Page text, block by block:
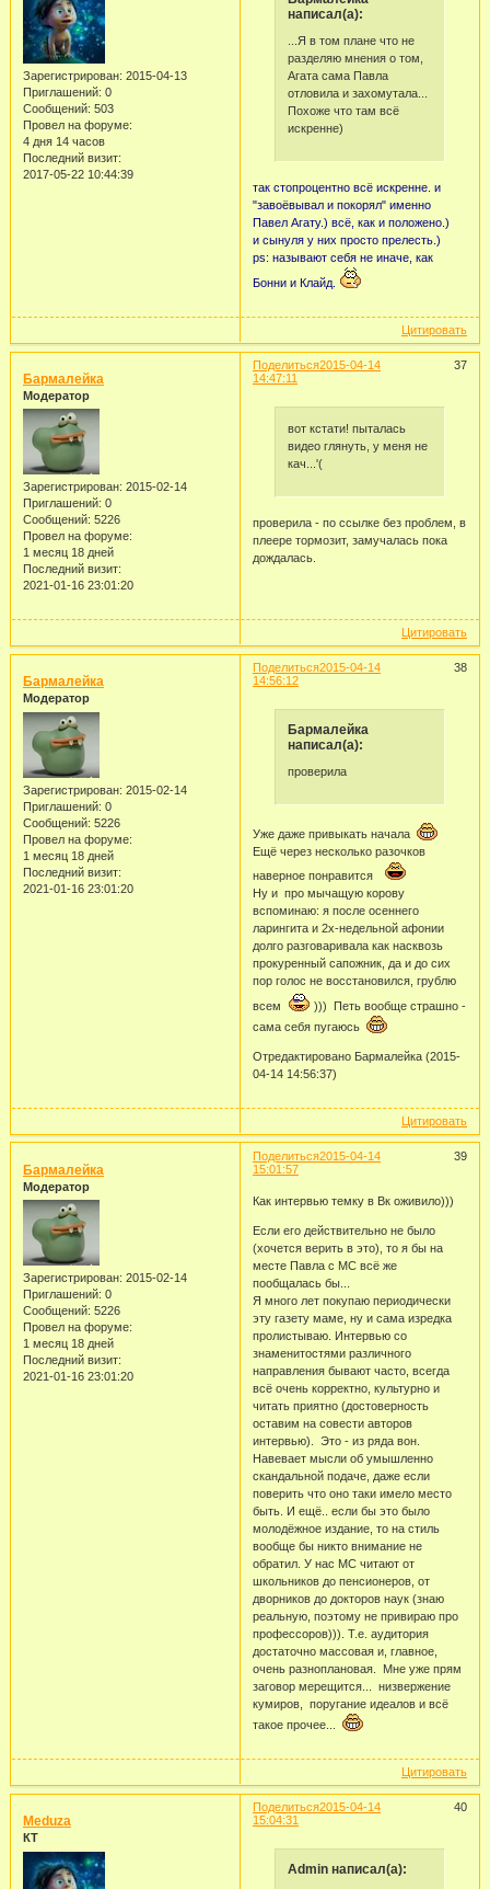
Зарегистрирован: 2015-04-13
Приглашений: 0
Сообщений: 503
Провел на форуме:
4 дня 14 часов
Последний визит:
2017-05-22 10:44:39
написал(а):
...Я в том плане что не
разделяю мнения о том,
Агата сама Павла
отловила и захомутала...
Похоже что там всё
искренне)
так стопроцентно всё искренне. и
"завоёвывал и покорял" именно
Павел Агату.) всё, как и положено.)
и сынуля у них просто прелесть.)
ps: называют себя не иначе, как
Бонни и Клайд.
Цитировать
Поделиться 37
2015-04-14
14:47:11
Бармалейка
Модератор
Зарегистрирован: 2015-02-14
Приглашений: 0
Сообщений: 5226
Провел на форуме:
1 месяц 18 дней
Последний визит:
2021-01-16 23:01:20
вот кстати! пыталась
видео глянуть, у меня не
кач...'(
проверила - по ссылке без проблем, в
плеере тормозит, замучалась пока
дождалась.
Цитировать
Поделиться 38
2015-04-14
14:56:12
Бармалейка
Модератор
Зарегистрирован: 2015-02-14
Приглашений: 0
Сообщений: 5226
Провел на форуме:
1 месяц 18 дней
Последний визит:
2021-01-16 23:01:20
Бармалейка
написал(а):
проверила
Уже даже привыкать начала
Ещё через несколько разочков
наверное понравится
Ну и про мычащую корову
вспоминаю: я после осеннего
ларингита и 2х-недельной афонии
долго разговаривала как насквозь
прокуренный сапожник, да и до сих
пор голос не восстановился, грублю
всем
))) Петь вообще страшно -
сама себя пугаюсь
Отредактировано Бармалейка (2015-
04-14 14:56:37)
Цитировать
Поделиться 39
2015-04-14
15:01:57
Бармалейка
Модератор
Зарегистрирован: 2015-02-14
Приглашений: 0
Сообщений: 5226
Провел на форуме:
1 месяц 18 дней
Последний визит:
2021-01-16 23:01:20
Как интервью темку в Вк оживило)))
Если его действительно не было
(хочется верить в это), то я бы на
месте Павла с МС всё же
пообщалась бы...
Я много лет покупаю периодически
эту газету маме, ну и сама изредка
пролистываю. Интервью со
знаменитостями различного
направления бывают часто, всегда
всё очень корректно, культурно и
читать приятно (достоверность
оставим на совести авторов
интервью). Это - из ряда вон.
Навевает мысли об умышленно
скандальной подаче, даже если
поверить что оно таки имело место
быть. И ещё.. если бы это было
молодёжное издание, то на стиль
вообще бы никто внимание не
обратил. У нас МС читают от
школьников до пенсионеров, от
дворников до докторов наук (знаю
реальную, поэтому не привираю про
профессоров))). Т.е. аудитория
достаточно массовая и, главное,
очень разноплановая. Мне уже прям
заговор мерещится... низвержение
кумиров, поругание идеалов и всё
такое прочее...
Цитировать
Поделиться 40
2015-04-14
15:04:31
Meduza
КТ
Admin написал(а):